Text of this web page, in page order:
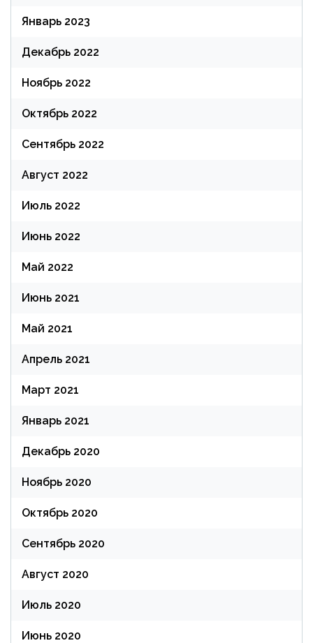
Январь 2023
Декабрь 2022
Ноябрь 2022
Октябрь 2022
Сентябрь 2022
Август 2022
Июль 2022
Июнь 2022
Май 2022
Июнь 2021
Май 2021
Апрель 2021
Март 2021
Январь 2021
Декабрь 2020
Ноябрь 2020
Октябрь 2020
Сентябрь 2020
Август 2020
Июль 2020
Июнь 2020